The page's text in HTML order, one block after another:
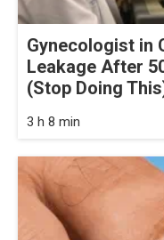
Gynecologist in
Leakage After
(Stop Doing
3 h 8 min